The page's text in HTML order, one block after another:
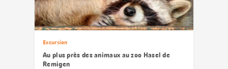
Excursion
Au plus près des animaux au zoo Hasel de
Remigen